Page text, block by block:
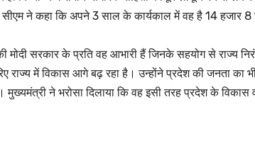
ने कहा कि अपने 3 साल के कार्यकाल में वह है 14 हजार 8
सरकार के प्रति वह आभारी हैं जिनके सहयोग से राज्य
राज्य में विकास आगे बढ़ रहा है। उन्होंने प्रदेश की जनता का
ने भरोसा दिलाया कि वह इसी तरह प्रदेश के विकास